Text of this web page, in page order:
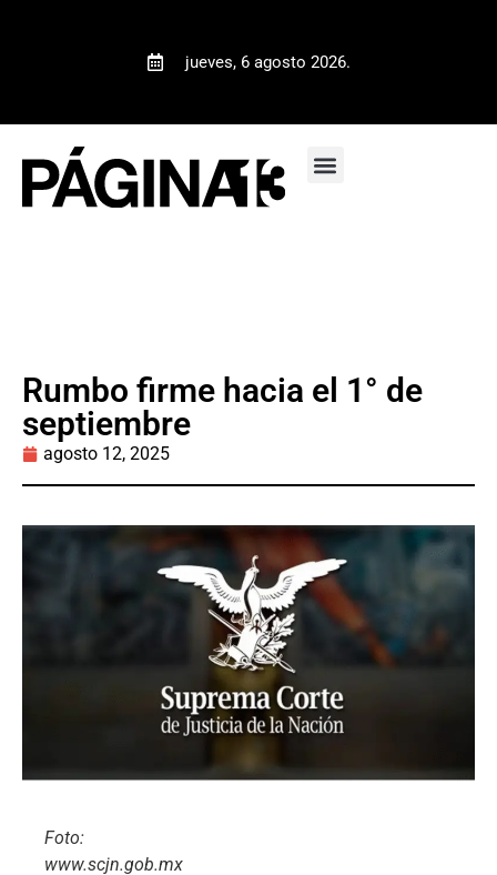
jueves, 6 agosto 2026.
Rumbo firme hacia el 1° de
septiembre
agosto 12, 2025
Foto:
www.scjn.gob.mx